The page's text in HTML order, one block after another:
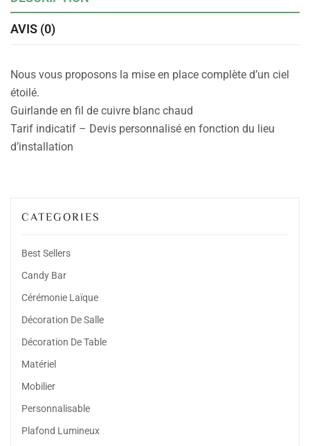
CATEGORIES
Best Sellers
Candy Bar
Cérémonie Laïque
Décoration De Salle
Décoration De Table
Matériel
Mobilier
Personnalisable
Plafond Lumineux
AVIS (0)
Nous vous proposons la mise en place complète d’un ciel
étoilé.
Guirlande en fil de cuivre blanc chaud
Tarif indicatif – Devis personnalisé en fonction du lieu
d’installation